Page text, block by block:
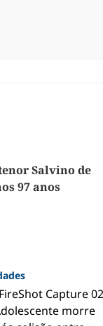
Salvino de
97 anos